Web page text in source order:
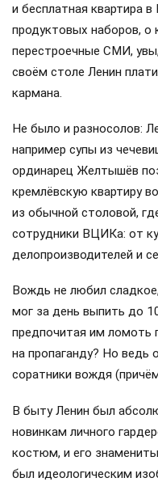
и бесплатная квартира
продуктовых наборов, о
перестроечные СМИ,
своём столе Ленин
кармана.
Не было и разносолов:
например супы из
ординарец Желтышёв
кремлёвскую квартиру
из обычной столовой,
сотрудники ВЦИКа: от
делопроизводителей и
Вождь не любил
мог за день выпить до
предпочитая им ломоть
на пропаганду? Но ведь
соратники вождя
В быту Ленин был
новинкам личного
костюм, и его
был идеологическим